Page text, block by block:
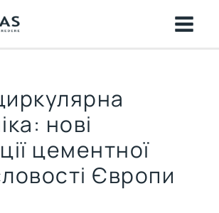
нові
цементної
Європи